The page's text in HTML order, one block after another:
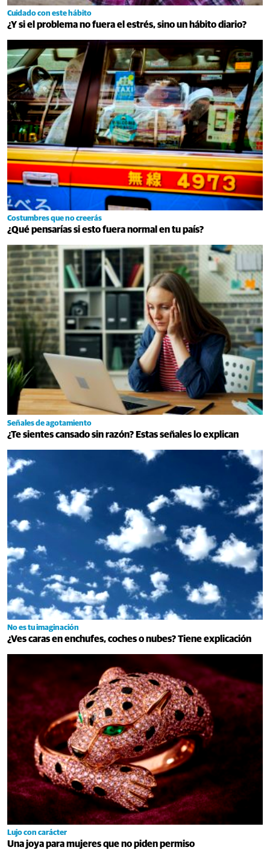
Cuidado con este hábito
¿Y si el problema no fuera el estrés, sino un hábito diario?
Costumbres que no creerás
¿Qué pensarías si esto fuera normal en tu país?
Señales de agotamiento
¿Te sientes cansado sin razón? Estas señales lo explican
No es tu imaginación
¿Ves caras en enchufes, coches o nubes? Tiene explicación
Lujo con carácter
Una joya para mujeres que no piden permiso